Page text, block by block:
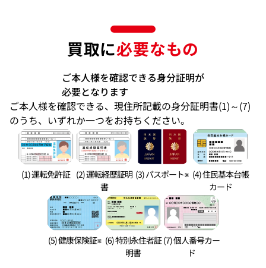
買取に必要なもの
ご本人様を確認できる身分証明が
必要となります
ご本人様を確認できる、現住所記載の身分証明書(1)～(7)
のうち、いずれか一つをお持ちください。
(1) 運転免許証 (2) 運転経歴証明
書
(3) パスポート※ (4) 住民基本台帳
カード
(5) 健康保険証※ (6) 特別永住者証
明書
(7) 個人番号カー
ド